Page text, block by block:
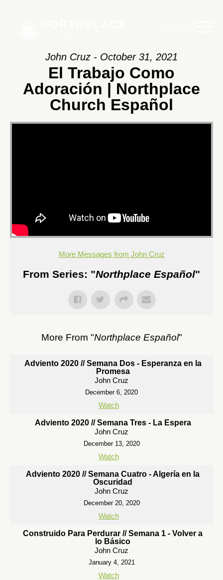
John Cruz - October 31, 2021
El Trabajo Como
Adoración | Northplace
Church Español
More Messages from John Cruz
From Series: "Northplace Español"
More From "Northplace Español"
Adviento 2020 // Semana Dos - Esperanza en la
Promesa
John Cruz
December 6, 2020
Watch
Adviento 2020 // Semana Tres - La Espera
John Cruz
December 13, 2020
Watch
Adviento 2020 // Semana Cuatro - Algería en la
Oscuridad
John Cruz
December 20, 2020
Watch
Construido Para Perdurar // Semana 1 - Volver a
lo Básico
John Cruz
January 4, 2021
Watch